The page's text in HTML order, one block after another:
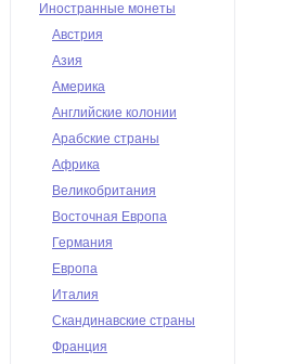
Иностранные монеты
Австрия
Азия
Америка
Английские колонии
Арабские страны
Африка
Великобритания
Восточная Европа
Германия
Европа
Италия
Скандинавские страны
Франция